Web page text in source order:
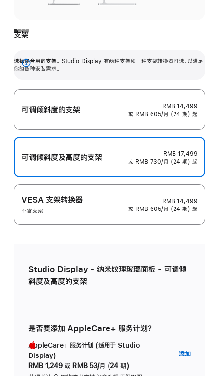
支架
选择你合用的支架。 Studio Display 有两种支架和一种支架转换器可选，以满足
你的各种安装需求。
展
可调倾斜度的支架
RMB 14,499
或 RMB 605/月 (24 期) 起
可调倾斜度及高‍度的支‍架
RMB 17,499
或 RMB 730/月 (24 期) 起
VESA 支架转换器
不含支架
RMB 14,499
或 RMB 605/月 (24 期) 起
Studio Display - 纳米纹理玻璃面板 - 可调倾
斜度及高度的支架
是否要添加 AppleCare+ 服务计划？
AppleCare+ 服务计划 (适用于 Studio
Display)
RMB 1,249 或 RMB 53/月 (24 期)
添加